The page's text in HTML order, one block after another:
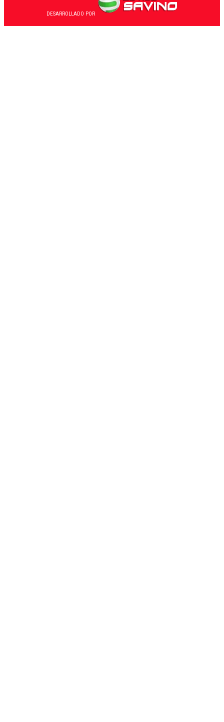
DESARROLLADO POR